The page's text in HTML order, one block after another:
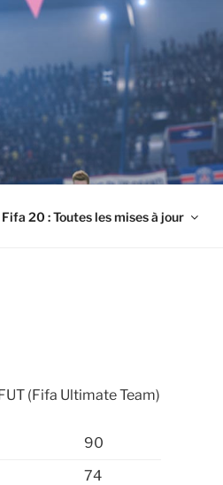
Fifa 20 : Toutes les mises à jour
(Fifa Ultimate Team)
90
74